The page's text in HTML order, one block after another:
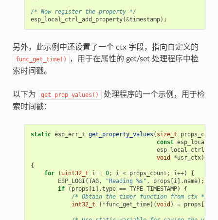
/* Now register the property */
esp_local_ctrl_add_property(&timestamp);
另外，此示例中还设置了一个 ctx 字段，指向自定义的
func_get_time()
，用于在属性的 get/set 处理程序中检
索时间戳。
以下为 get_prop_values()
处理程序的一个示例，用于检
索时间戳：
static esp_err_t get_property_values ( size_t props_count
const
void
*usr_ctx)
{
for
( uint32_t i = 0; i < props_count ; i++)
{
ESP_LOGI (TAG, "Reading %s" , props [i]. name);
if
( props [i].type == TYPE_TIMESTAMP)
{
/* Obtain the timer function from ctx */
int32_t
( *func_get_time)(void ) = props [